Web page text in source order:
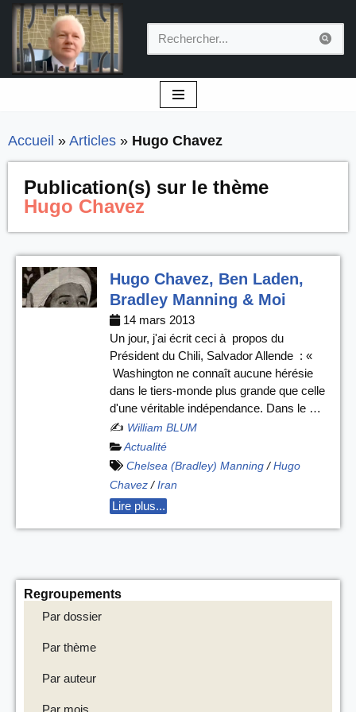
Aller
au
contenu
Accueil » Articles » Hugo Chavez
Publication(s) sur le thème
Hugo Chavez
Hugo Chavez, Ben Laden,
Bradley Manning & Moi
14 mars 2013
Un jour, j'ai écrit ceci à propos du
Président du Chili, Salvador Allende : «
Washington ne connaît aucune hérésie
dans le tiers-monde plus grande que celle
d'une véritable indépendance. Dans le …
✍️ William BLUM
Actualité
Chelsea (Bradley) Manning / Hugo
Chavez / Iran
Lire plus...
Regroupements
Par dossier
Par thème
Par auteur
Par mois